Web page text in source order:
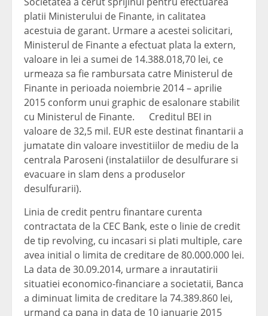
platii Ministerului de Finante, in calitatea
acestuia de garant. Urmare a acestei solicitari,
Ministerul de Finante a efectuat plata la extern,
valoare in lei a sumei de 14.388.018,70 lei, ce
urmeaza sa fie rambursata catre Ministerul de
Finante in perioada noiembrie 2014 – aprilie
2015 conform unui graphic de esalonare stabilit
cu Ministerul de Finante. Creditul BEI in
valoare de 32,5 mil. EUR este destinat finantarii a
jumatate din valoare investitiilor de mediu de la
centrala Paroseni (instalatiilor de desulfurare si
evacuare in slam dens a produselor
desulfurarii).
Linia de credit pentru finantare curenta
contractata de la CEC Bank, este o linie de credit
de tip revolving, cu incasari si plati multiple, care
avea initial o limita de creditare de 80.000.000 lei.
La data de 30.09.2014, urmare a inrautatirii
situatiei economico-financiare a societatii, Banca
a diminuat limita de creditare la 74.389.860 lei,
urmand ca pana in data de 10 ianuarie 2015